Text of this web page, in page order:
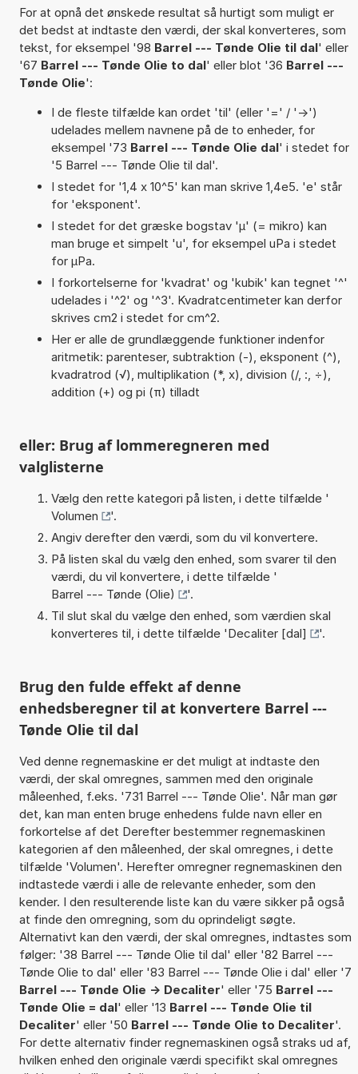
For at opnå det ønskede resultat så hurtigt som muligt er
det bedst at indtaste den værdi, der skal konverteres, som
tekst, for eksempel '98 Barrel --- Tønde Olie til dal' eller
'67 Barrel --- Tønde Olie to dal' eller blot '36 Barrel ---
Tønde Olie':
I de fleste tilfælde kan ordet 'til' (eller '=' / '->')
udelades mellem navnene på de to enheder, for
eksempel '73 Barrel --- Tønde Olie dal' i stedet for
'5 Barrel --- Tønde Olie til dal'.
I stedet for '1,4 x 10^5' kan man skrive 1,4e5. 'e' står
for 'eksponent'.
I stedet for det græske bogstav 'µ' (= mikro) kan
man bruge et simpelt 'u', for eksempel uPa i stedet
for µPa.
I forkortelserne for 'kvadrat' og 'kubik' kan tegnet '^'
udelades i '^2' og '^3'. Kvadratcentimeter kan derfor
skrives cm2 i stedet for cm^2.
Her er alle de grundlæggende funktioner indenfor
aritmetik: parenteser, subtraktion (-), eksponent (^),
kvadratrod (√), multiplikation (*, x), division (/, :, ÷),
addition (+) og pi (π) tilladt
eller: Brug af lommeregneren med
valglisterne
Vælg den rette kategori på listen, i dette tilfælde '
Volumen
'.
Angiv derefter den værdi, som du vil konvertere.
På listen skal du vælg den enhed, som svarer til den
værdi, du vil konvertere, i dette tilfælde '
Barrel --- Tønde (Olie)
'.
Til slut skal du vælge den enhed, som værdien skal
konverteres til, i dette tilfælde 'Decaliter [dal] '.
Brug den fulde effekt af denne
enhedsberegner til at konvertere Barrel ---
Tønde Olie til dal
Ved denne regnemaskine er det muligt at indtaste den
værdi, der skal omregnes, sammen med den originale
måleenhed, f.eks. '731 Barrel --- Tønde Olie'. Når man gør
det, kan man enten bruge enhedens fulde navn eller en
forkortelse af det Derefter bestemmer regnemaskinen
kategorien af den måleenhed, der skal omregnes, i dette
tilfælde 'Volumen'. Herefter omregner regnemaskinen den
indtastede værdi i alle de relevante enheder, som den
kender. I den resulterende liste kan du være sikker på også
at finde den omregning, som du oprindeligt søgte.
Alternativt kan den værdi, der skal omregnes, indtastes som
følger: '38 Barrel --- Tønde Olie til dal' eller '82 Barrel ---
Tønde Olie to dal' eller '83 Barrel --- Tønde Olie i dal' eller '7
Barrel --- Tønde Olie -> Decaliter' eller '75 Barrel ---
Tønde Olie = dal' eller '13 Barrel --- Tønde Olie til
Decaliter' eller '50 Barrel --- Tønde Olie to Decaliter'.
For dette alternativ finder regnemaskinen også straks ud af,
hvilken enhed den originale værdi specifikt skal omregnes